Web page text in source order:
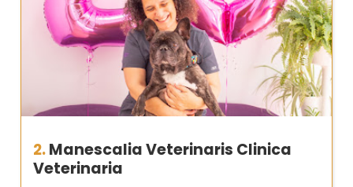
2.Manescalia Veterinaris Clinica
Veterinaria